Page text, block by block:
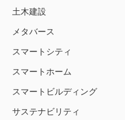
土木建設
メタバース
スマートシティ
スマートホーム
スマートビルディング
サステナビリティ